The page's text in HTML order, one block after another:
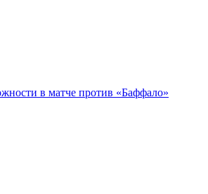
в матче против «Баффало»